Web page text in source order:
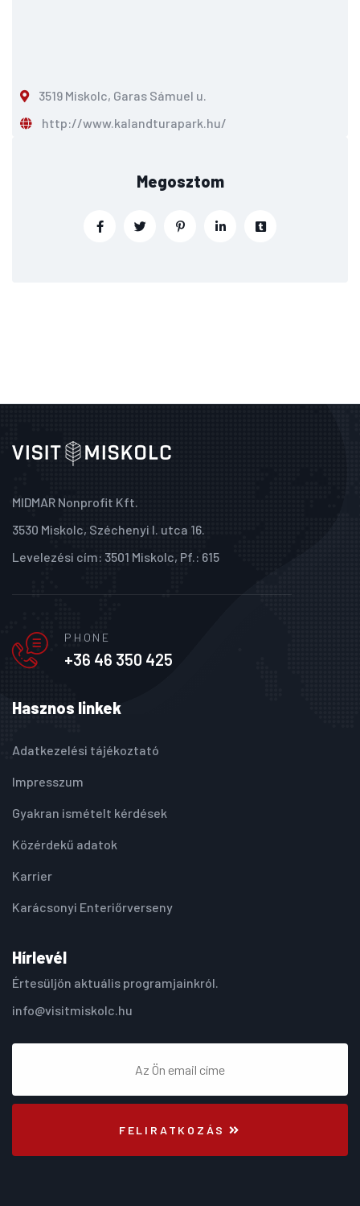
3519 Miskolc, Garas Sámuel u.
http://www.kalandturapark.hu/
Megosztom
MIDMAR Nonprofit Kft.
3530 Miskolc, Széchenyi I. utca 16.
Levelezési cím: 3501 Miskolc, Pf.: 615
PHONE
+36 46 350 425
Hasznos linkek
Adatkezelési tájékoztató
Impresszum
Gyakran ismételt kérdések
Közérdekű adatok
Karrier
Karácsonyi Enteriőrverseny
Hírlevél
Értesüljön aktuális programjainkról.
info@visitmiskolc.hu
FELIRATKOZÁS